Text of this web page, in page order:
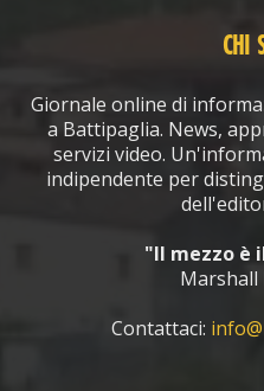
CHI
Giornale online di
a Battipaglia. News,
servizi video.
indipendente per
"Il mezzo è
Marshall
Contattaci: